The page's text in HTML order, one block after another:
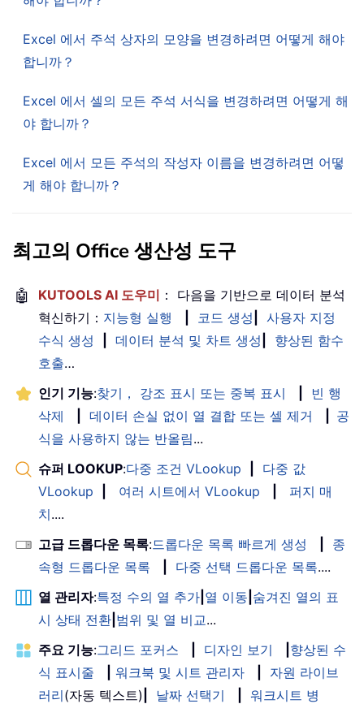
Excel 에서 주석 상자의 모양을 변경하려면 어떻게 해야
합니까？
Excel 에서 셀의 모든 주석 서식을 변경하려면 어떻게 해
야 합니까？
Excel 에서 모든 주석의 작성자 이름을 변경하려면 어떻
게 해야 합니까？
최고의 Office 생산성 도구
🤖 KUTOOLS AI 도우미 ： 다음을 기반으로 데이터 분석
혁신하기： 지능형 실행 코드 생성
사용자 지정
수식 생성
데이터 분석 및 차트 생성
향상된 함수
호출…
인기 기능:찾기， 강조 표시 또는 중복 표시
빈 행
삭제
데이터 손실 없이 열 결합 또는 셀 제거
공
식을 사용하지 않는 반올림...
슈퍼 LOOKUP:다중 조건 VLookup
다중 값
VLookup
여러 시트에서 VLookup
퍼지 매
치....
고급 드롭다운 목록:드롭다운 목록 빠르게 생성
종
속형 드롭다운 목록
다중 선택 드롭다운 목록....
열 관리자:특정 수의 열 추가 열 이동 숨겨진 열의 표
시 상태 전환 범위 및 열 비교...
주요 기능:그리드 포커스 디자인 보기
향상된 수
식 표시줄
워크북 및 시트 관리자
자원 라이브
러리(자동 텍스트) 날짜 선택기
워크시트 병